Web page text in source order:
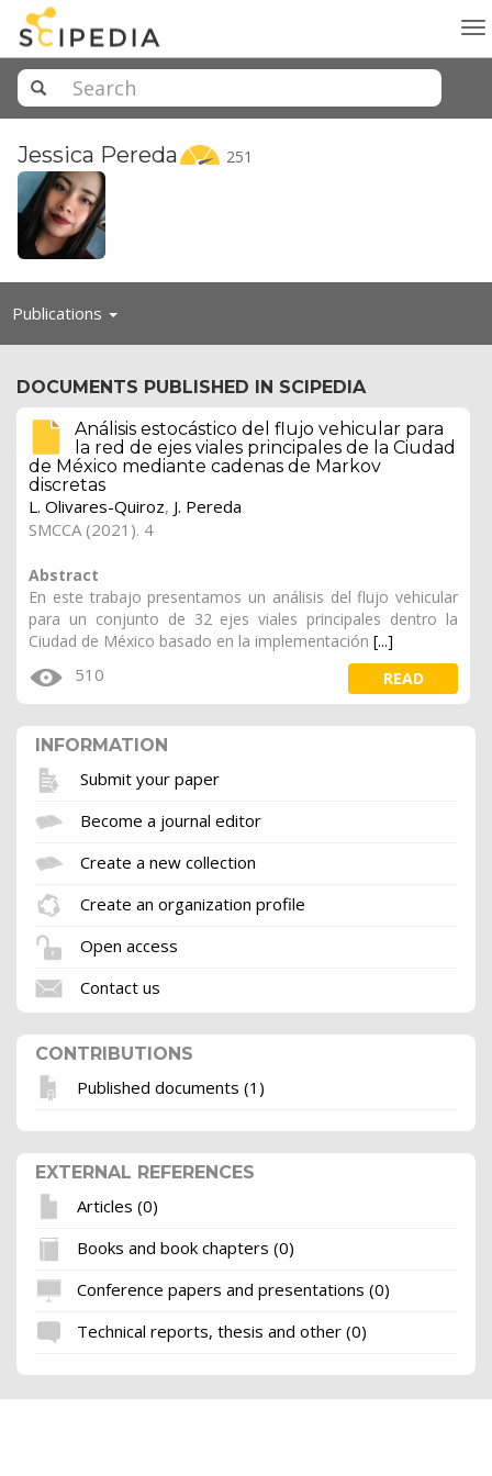
Jessica Pereda 251
Publications Toggle
DOCUMENTS PUBLISHED IN SCIPEDIA
Análisis estocástico del flujo vehicular para
la red de ejes viales principales de la Ciudad
de México mediante cadenas de Markov
discretas
L. Olivares-Quiroz, J. Pereda
SMCCA (2021). 4
Abstract
En este trabajo presentamos un análisis del flujo vehicular
para un conjunto de 32 ejes viales principales dentro la
Ciudad de México basado en la implementación [...]
510 READ
INFORMATION
Submit your paper
Become a journal editor
Create a new collection
Create an organization profile
Open access
Contact us
CONTRIBUTIONS
Published documents (1)
EXTERNAL REFERENCES
Articles (0)
Books and book chapters (0)
Conference papers and presentations (0)
Technical reports, thesis and other (0)